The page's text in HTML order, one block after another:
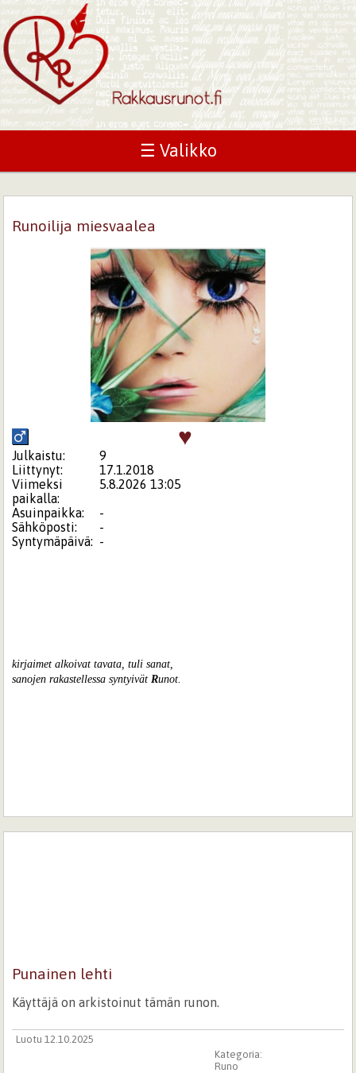
☰ Valikko
Runoilija miesvaalea
♥
Julkaistu:
9
Liittynyt:
17.1.2018
Viimeksi
paikalla:
5.8.2026 13:05
Asuinpaikka:
-
Sähköposti:
-
Syntymäpäivä: -
kirjaimet alkoivat tavata, tuli sanat,
sanojen rakastellessa syntyivät Runot.
Punainen lehti
Käyttäjä on arkistoinut tämän runon.
Luotu 12.10.2025
Kategoria:
Runo